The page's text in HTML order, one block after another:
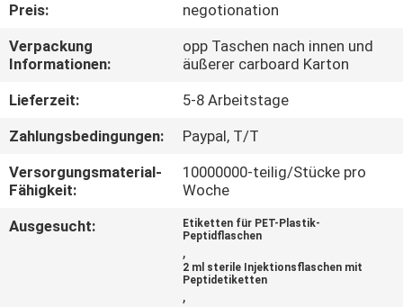
TRETEN
SIE
MIT
UNS
VERBINDUNG
NACHRICHTEN
Preis:
negotionation
Verpackung
Informationen:
opp Taschen nach innen und
äußerer carboard Karton
Lieferzeit:
5-8 Arbeitstage
Zahlungsbedingungen:
Paypal, T/T
Versorgungsmaterial-
Fähigkeit:
10000000-teilig/Stücke pro
Woche
Ausgesucht:
Etiketten für PET-Plastik-
Peptidflaschen
,
2 ml sterile Injektionsflaschen mit
Peptidetiketten
,